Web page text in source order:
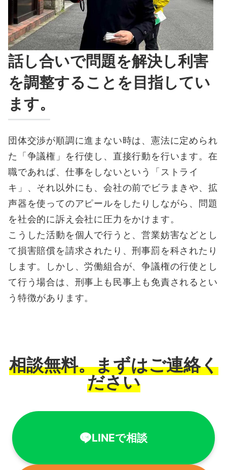
話し合いで問題を解決し利害
を調整することを目指してい
ます。
団体交渉が順調に進まない時は、憲法に定められ
た「争議権」を行使し、直接行動を行います。在
職であれば、仕事をしないという「ストライ
キ」、それ以外にも、会社の前でビラまきや、拡
声器を使ってのアピールをしたりしながら、問題
を社会的に訴え会社に圧力をかけます。
こうした活動を個人で行うと、営業妨害などとし
て損害賠償を請求されたり、刑事罰を科されたり
します。しかし、労働組合が、争議権の行使とし
て行う場合は、刑事上も民事上も免責されるとい
う特徴があります。
相談無料。まずはご連絡く
ださい
LINEで相談